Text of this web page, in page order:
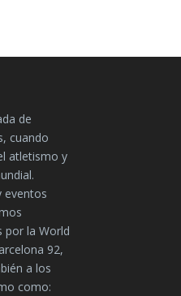
de
cuando
atletismo y
eventos
por la World
92,
a los
como: